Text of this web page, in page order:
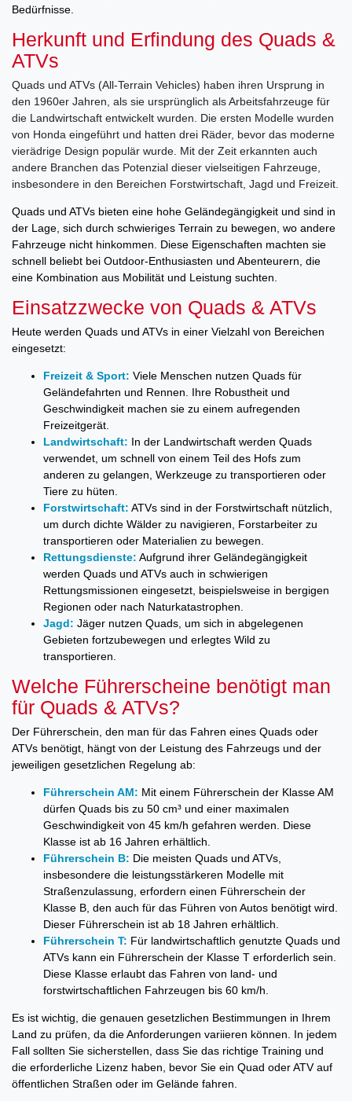
Bedürfnisse.
Herkunft und Erfindung des Quads &
ATVs
Quads und ATVs (All-Terrain Vehicles) haben ihren Ursprung in
den 1960er Jahren, als sie ursprünglich als Arbeitsfahrzeuge für
die Landwirtschaft entwickelt wurden. Die ersten Modelle wurden
von Honda eingeführt und hatten drei Räder, bevor das moderne
vierädrige Design populär wurde. Mit der Zeit erkannten auch
andere Branchen das Potenzial dieser vielseitigen Fahrzeuge,
insbesondere in den Bereichen Forstwirtschaft, Jagd und Freizeit.
Quads und ATVs bieten eine hohe Geländegängigkeit und sind in
der Lage, sich durch schwieriges Terrain zu bewegen, wo andere
Fahrzeuge nicht hinkommen. Diese Eigenschaften machten sie
schnell beliebt bei Outdoor-Enthusiasten und Abenteurern, die
eine Kombination aus Mobilität und Leistung suchten.
Einsatzzwecke von Quads & ATVs
Heute werden Quads und ATVs in einer Vielzahl von Bereichen
eingesetzt:
Freizeit & Sport: Viele Menschen nutzen Quads für
Geländefahrten und Rennen. Ihre Robustheit und
Geschwindigkeit machen sie zu einem aufregenden
Freizeitgerät.
Landwirtschaft: In der Landwirtschaft werden Quads
verwendet, um schnell von einem Teil des Hofs zum
anderen zu gelangen, Werkzeuge zu transportieren oder
Tiere zu hüten.
Forstwirtschaft: ATVs sind in der Forstwirtschaft nützlich,
um durch dichte Wälder zu navigieren, Forstarbeiter zu
transportieren oder Materialien zu bewegen.
Rettungsdienste: Aufgrund ihrer Geländegängigkeit
werden Quads und ATVs auch in schwierigen
Rettungsmissionen eingesetzt, beispielsweise in bergigen
Regionen oder nach Naturkatastrophen.
Jagd: Jäger nutzen Quads, um sich in abgelegenen
Gebieten fortzubewegen und erlegtes Wild zu
transportieren.
Welche Führerscheine benötigt man
für Quads & ATVs?
Der Führerschein, den man für das Fahren eines Quads oder
ATVs benötigt, hängt von der Leistung des Fahrzeugs und der
jeweiligen gesetzlichen Regelung ab:
Führerschein AM: Mit einem Führerschein der Klasse AM
dürfen Quads bis zu 50 cm³ und einer maximalen
Geschwindigkeit von 45 km/h gefahren werden. Diese
Klasse ist ab 16 Jahren erhältlich.
Führerschein B: Die meisten Quads und ATVs,
insbesondere die leistungsstärkeren Modelle mit
Straßenzulassung, erfordern einen Führerschein der
Klasse B, den auch für das Führen von Autos benötigt wird.
Dieser Führerschein ist ab 18 Jahren erhältlich.
Führerschein T: Für landwirtschaftlich genutzte Quads und
ATVs kann ein Führerschein der Klasse T erforderlich sein.
Diese Klasse erlaubt das Fahren von land- und
forstwirtschaftlichen Fahrzeugen bis 60 km/h.
Es ist wichtig, die genauen gesetzlichen Bestimmungen in Ihrem
Land zu prüfen, da die Anforderungen variieren können. In jedem
Fall sollten Sie sicherstellen, dass Sie das richtige Training und
die erforderliche Lizenz haben, bevor Sie ein Quad oder ATV auf
öffentlichen Straßen oder im Gelände fahren.